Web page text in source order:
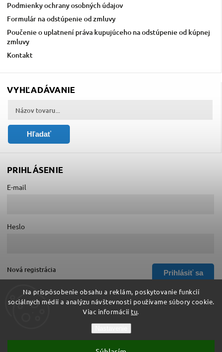
Na prispôsobenie obsahu a reklám, poskytovanie funkcií
sociálnych médií a analýzu návštevnosti používame súbory cookie.
Viac informácií tu.
Podmienky ochrany osobných údajov
Formulár na odstúpenie od zmluvy
Poučenie o uplatnení práva kupujúceho na odstúpenie od kúpnej
zmluvy
Kontakt
VYHĽADÁVANIE
Hľadať
PRIHLÁSENIE
E-mail
Heslo
Prihlásiť sa
Nová registrácia
Zabudnuté heslo
Hurá do školy. Všetky práva vyhradené.
Upraviť nastavenie cookies